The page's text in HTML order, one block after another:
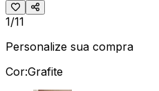
1/11
Personalize sua compra
Cor:Grafite